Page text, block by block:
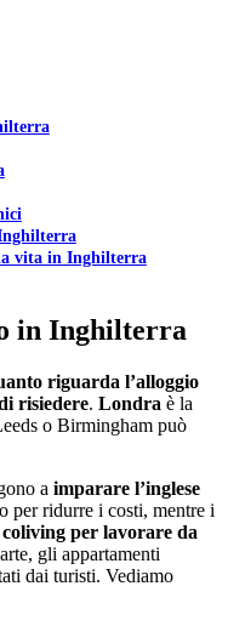
vita in Inghilterra
in Inghilterra
riguarda l’alloggio
risiedere. Londra è la
o Birmingham può
a imparare l’inglese
per ridurre i costi, mentre i
coliving per lavorare da
gli appartamenti
dai turisti. Vediamo